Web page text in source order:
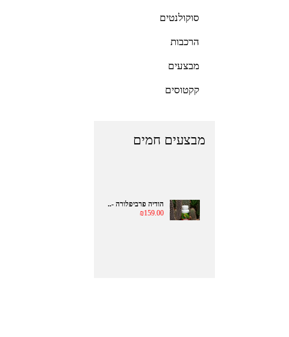
סוקולנטים
הרכבות
מבצעים
קקטוסים
מבצעים חמים
הודיה פרביפלורה -..
₪159.00